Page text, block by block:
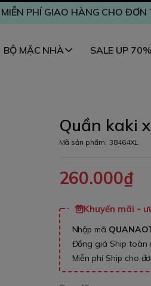
PHÍ GIAO HÀNG CHO ĐƠN
BỘ MẶC NHÀ SALE UP 70%
Quần kaki
Mã sản phẩm: 38464XL
260.000₫
Khuyến mãi -
Nhập mã
Đồng giá Ship toàn
Miễn phí Ship cho